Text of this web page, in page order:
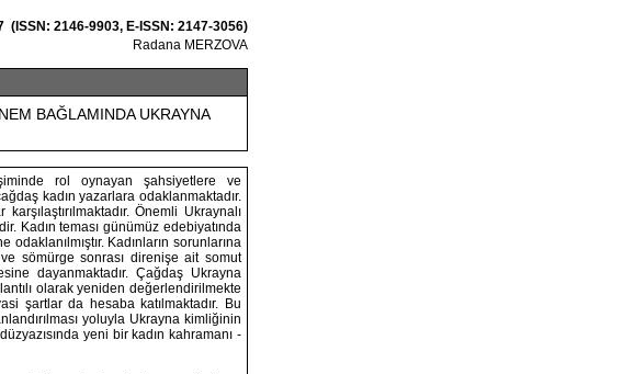
(ISSN: 2146-9903, E-ISSN: 2147-3056)
Radana MERZOVA
BAĞLAMINDA UKRAYNA
rol oynayan şahsiyetlere ve
kadın yazarlara odaklanmaktadır.
Önemli Ukraynalı
Kadın teması günümüz edebiyatında
Kadınların sorunlarına
sömürge sonrası direnişe ait somut
dayanmaktadır. Çağdaş Ukrayna
olarak yeniden değerlendirilmekte
şartlar da hesaba katılmaktadır. Bu
yoluyla Ukrayna kimliğinin
yeni bir kadın kahramanı -